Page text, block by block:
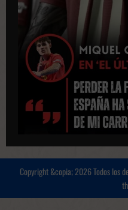
Copyright &copia; 2026 Todos los